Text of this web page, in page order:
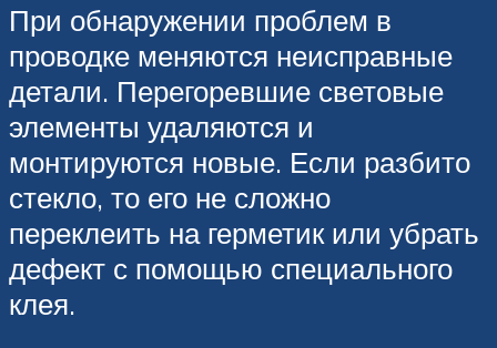
При обнаружении проблем в
проводке меняются неисправные
детали. Перегоревшие световые
элементы удаляются и
монтируются новые. Если разбито
стекло, то его не сложно
переклеить на герметик или убрать
дефект с помощью специального
клея.